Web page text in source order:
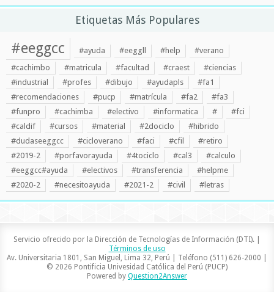
Etiquetas Más Populares
#eeggcc #ayuda #eeggll #help
#verano
#cachimbo
#matricula #facultad #craest
#ciencias
#industrial
#profes #dibujo #ayudapls
#fa1
#recomendaciones
#pucp #matrícula #fa2
#fa3
#funpro
#cachimba #electivo #informatica #
#fci
#caldif
#cursos #material #2dociclo
#hibrido
#dudaseeggcc
#cicloverano #faci #cfil
#retiro
#2019-2
#porfavorayuda #4tociclo #cal3
#calculo
#eeggcc#ayuda
#electivos #transferencia
#helpme
#2020-2
#necesitoayuda #2021-2 #civil #letras
Servicio ofrecido por la Dirección de Tecnologías de Información (DTI). |
Términos de uso
Av. Universitaria 1801, San Miguel, Lima 32, Perú | Teléfono (511) 626-2000 |
© 2026 Pontificia Univesidad Católica del Perú (PUCP)
Powered by Question2Answer